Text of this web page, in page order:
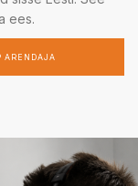
ees.
ARENDAJA